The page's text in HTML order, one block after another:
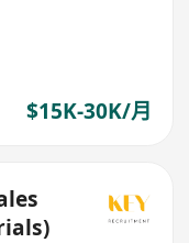
$15K-30K/月